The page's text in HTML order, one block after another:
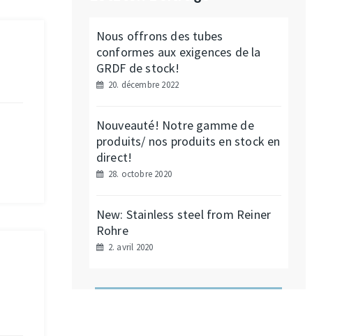
Nous offrons des tubes
conformes aux exigences de la
GRDF de stock!
20. décembre 2022
Nouveauté! Notre gamme de
produits/ nos produits en stock en
direct!
28. octobre 2020
New: Stainless steel from Reiner
Rohre
2. avril 2020